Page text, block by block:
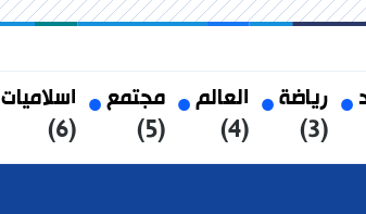
رياضة
(3)
العالم
(4)
مجتمع
(5)
اسلاميات
(6)